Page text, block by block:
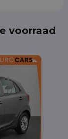
voorraad